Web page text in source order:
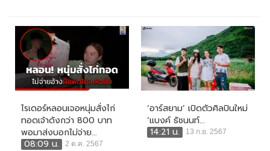
ไรเดอร์หลอนเจอหนุ่มสั่งไก่
ทอดเจ้าดังกว่า 800 บาท
พอมาส่งบอกไม่จ่าย...
08:09 น.
2 ต.ค. 2567
‘อาร์สยาม’ เปิดตัวศิลปินใหม่
‘แบงค์ ธัชนนท์...
14:21 น.
13 ก.ย. 2567